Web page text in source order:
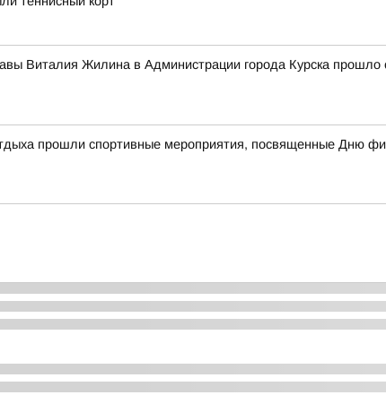
Виталия Жилина в Администрации города Курска
прошли спортивные мероприятия, посвященные Дню